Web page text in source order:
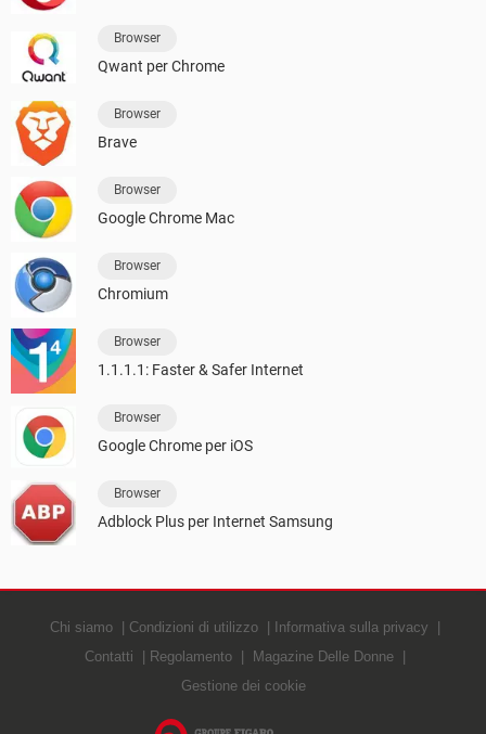
Browser
Qwant per Chrome
Browser
Brave
Browser
Google Chrome Mac
Browser
Chromium
Browser
1.1.1.1: Faster & Safer Internet
Browser
Google Chrome per iOS
Browser
Adblock Plus per Internet Samsung
Chi siamo Condizioni di utilizzo
Informativa sulla privacy
Contatti
Regolamento
Magazine Delle Donne
Gestione dei cookie